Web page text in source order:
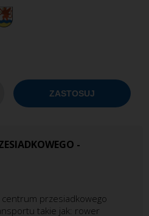
-
przesiadkowego
takie jak: rower